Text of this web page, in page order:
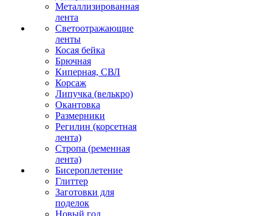
Металлизированная
лента
Светоотражающие
ленты
Косая бейка
Брючная
Киперная, СВЛ
Корсаж
Липучка (велькро)
Окантовка
Размерники
Регилин (корсетная
лента)
Стропа (ременная
лента)
Бисероплетение
Глиттер
Заготовки для
поделок
Новый год